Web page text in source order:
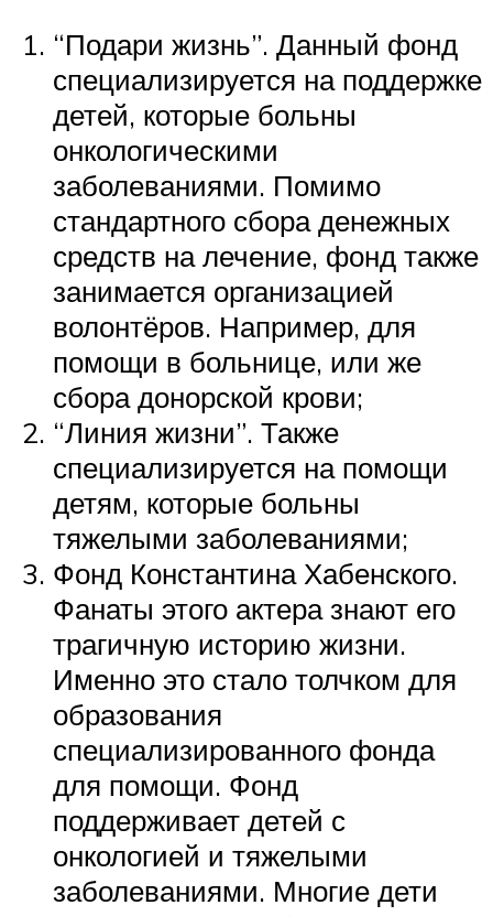
“Подари жизнь”. Данный фонд
специализируется на поддержке
детей, которые больны
онкологическими
заболеваниями. Помимо
стандартного сбора денежных
средств на лечение, фонд также
занимается организацией
волонтёров. Например, для
помощи в больнице, или же
сбора донорской крови;
“Линия жизни”. Также
специализируется на помощи
детям, которые больны
тяжелыми заболеваниями;
Фонд Константина Хабенского.
Фанаты этого актера знают его
трагичную историю жизни.
Именно это стало толчком для
образования
специализированного фонда
для помощи. Фонд
поддерживает детей с
онкологией и тяжелыми
заболеваниями. Многие дети